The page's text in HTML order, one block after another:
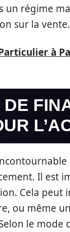
un régime
sur la vente.
à
DE
Il est
Cela
ou même
le